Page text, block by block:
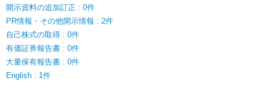
開示資料の追加訂正 : 0件
PR情報・その他開示情報 : 2件
自己株式の取得 : 0件
有価証券報告書 : 0件
大量保有報告書 : 0件
English : 1件